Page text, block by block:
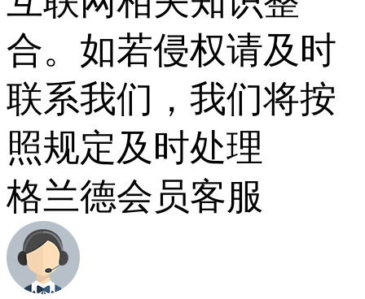
合。如若侵权请及时
联系我们，我们将按
照规定及时处理
格兰德会员客服